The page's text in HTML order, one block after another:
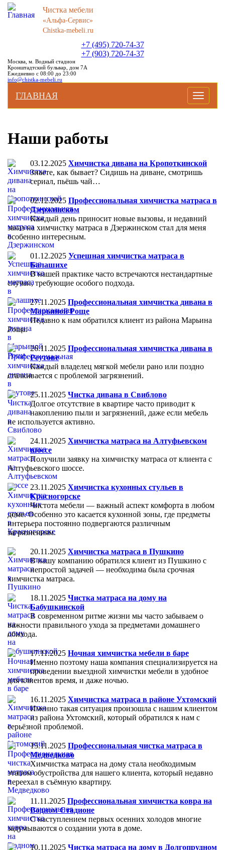
Чистка мебели
«Альфа-Сервис»
Chistka-mebeli.ru
+7 (495) 720-74-37
+7 (903) 720-74-37
Москва, м. Водный стадион
Кронштадтский бульвар, дом 7А
Ежедневно с 08:00 до 23:00
info@chistka-mebeli.ru
Toggle
ГЛАВНАЯ
Наши работы
03.12.2025 Химчистка дивана на Кропоткинской
Знаете, как бывает? Сидишь на диване, смотришь
сериал, пьёшь чай…
02.12.2025 Профессиональная химчистка матраса в
Дзержинском
Каждый день приносит новые вызовы, и недавний
заказ на химчистку матраса в Дзержинском стал для меня
особенно интересным.
01.12.2025 Успешная химчистка матраса в
Балашихе
В нашей практике часто встречаются нестандартные
случаи, требующие особого подхода.
27.11.2025 Профессиональная химчистка дивана в
Марьиной Роще
Недавно к нам обратился клиент из района Марьина
Роща.
26.11.2025 Профессиональная химчистка дивана в
Реутове
Каждый владелец мягкой мебели рано или поздно
сталкивается с проблемой загрязнений.
25.11.2025 Чистка дивана в Свиблово
Долгое отсутствие в квартире часто приводит к
накоплению пыли и загрязнений, даже если мебель
не используется активно.
24.11.2025 Химчистка матраса на Алтуфьевском
шоссе
Получили заявку на химчистку матраса от клиента с
Алтуфьевского шоссе.
23.11.2025 Химчистка кухонных стульев в
Красногорске
Чистота мебели — важный аспект комфорта в любом
доме. Особенно это касается кухонной зоны, где предметы
интерьера постоянно подвергаются различным
загрязнениям.
20.11.2025 Химчистка матраса в Пушкино
В нашу компанию обратился клиент из Пушкино с
непростой задачей — необходима была срочная
химчистка матраса.
18.11.2025 Чистка матраса на дому на
Бабушкинской
В современном ритме жизни мы часто забываем о
важности правильного ухода за предметами домашнего
обихода.
17.11.2025 Ночная химчистка мебели в баре
Именно поэтому наша компания специализируется на
проведении выездной химчистки мебели в удобное
для клиентов время, и даже ночью.
16.11.2025 Химчистка матраса в районе Ухтомский
Именно такая ситуация произошла с нашим клиентом
из района Ухтомский, который обратился к нам с
серьёзной проблемой.
15.11.2025 Профессиональная чистка матраса в
Медведково
Химчистка матраса на дому стала необходимым
этапом обустройства для нашего клиента, который недавно
переехал в съёмную квартиру.
11.11.2025 Профессиональная химчистка ковра на
Водном Стадионе
С наступлением первых осенних холодов многие
задумываются о создании уюта в доме.
10.11.2025 Чистка матраса на дому в Долгопрудном